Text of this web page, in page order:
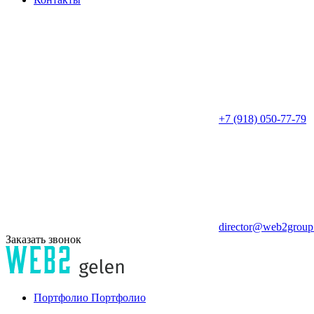
+7 (918) 050-77-79
Заказать звонок
Портфолио Портфолио